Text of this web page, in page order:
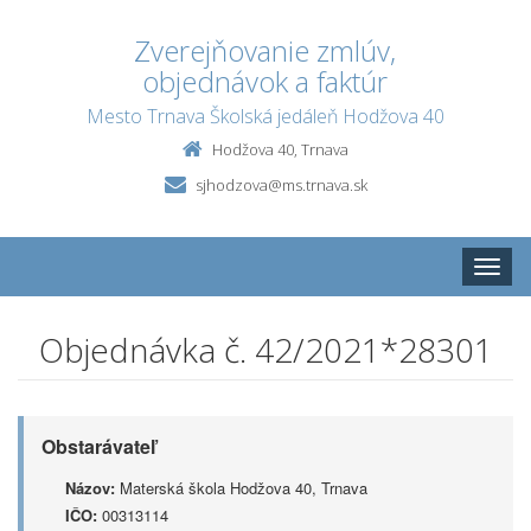
Zverejňovanie zmlúv,
objednávok a faktúr
Mesto Trnava Školská jedáleň Hodžova 40
Hodžova 40, Trnava
sjhodzova@ms.trnava.sk
Toggle
Objednávka č. 42/2021*28301
Obstarávateľ
Názov: Materská škola Hodžova 40, Trnava
IČO: 00313114